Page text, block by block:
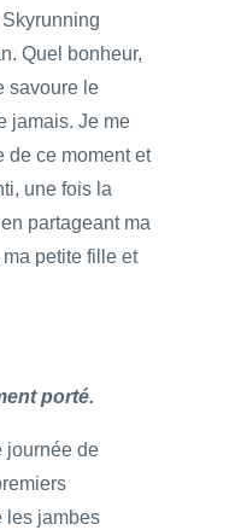
Quel bonheur,
savoure le
jamais. Je me
de ce moment et
une fois la
partageant ma
petite fille et
porté.
journée de
les jambes